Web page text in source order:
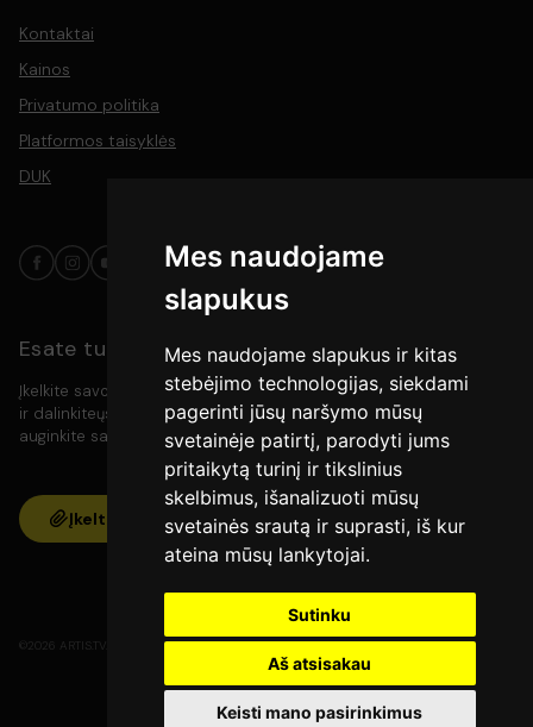
Mes naudojame
slapukus
Mes naudojame slapukus ir kitas
stebėjimo technologijas, siekdami
pagerinti jūsų naršymo mūsų
svetainėje patirtį, parodyti jums
pritaikytą turinį ir tikslinius
skelbimus, išanalizuoti mūsų
svetainės srautą ir suprasti, iš kur
ateina mūsų lankytojai.
Sutinku
Aš atsisakau
Keisti mano pasirinkimus
Kategorija :
Trukmė :
Lietuva
Įrašo gamintojas: :
UAB „Artis TV"
Kontaktai
Kainos
Privatumo politika
Platformos taisyklės
DUK
Esate turinio kūrėjas?
Įkelkite savo video turinį į platformą, pasiekite platesnę auditoriją
ir dalinkiteųs savo kūryba su meno mylėtojais. Kurkite, rodykite ir
auginkite savo bendruomenę vienoje vietoje.
Įkelti
©2026 ARTIS.TV. Visos teisės yra saugomos.